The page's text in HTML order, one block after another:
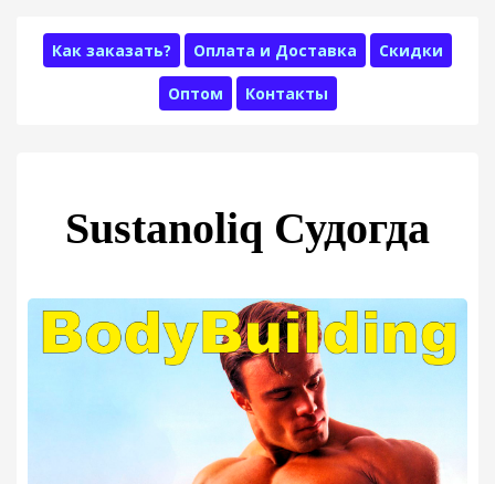
Как заказать? Оплата и Доставка Скидки
Оптом Контакты
Sustanoliq Судогда